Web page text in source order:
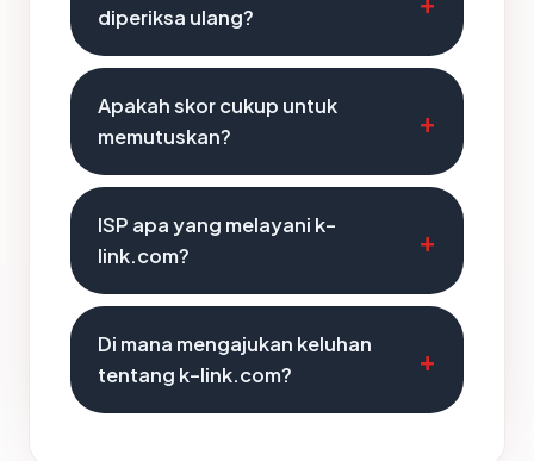
diperiksa ulang?
Apakah skor cukup untuk
memutuskan?
ISP apa yang melayani k-
link.com?
Di mana mengajukan keluhan
tentang k-link.com?